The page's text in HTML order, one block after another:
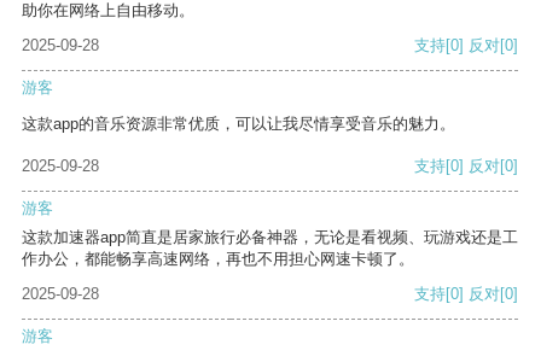
助你在网络上自由移动。
2025-09-28
支持[0] 反对[0]
游客
这款app的音乐资源非常优质，可以让我尽情享受音乐的魅力。
2025-09-28 支持[0] 反对[0]
游客
这款加速器app简直是居家旅行必备神器，无论是看视频、玩游戏还是工
作办公，都能畅享高速网络，再也不用担心网速卡顿了。
2025-09-28
支持[0] 反对[0]
游客